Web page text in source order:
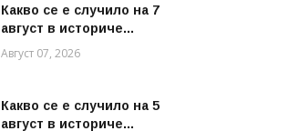
Какво се е случило на 7
август в историче...
Август 07, 2026
Какво се е случило на 5
август в историче...